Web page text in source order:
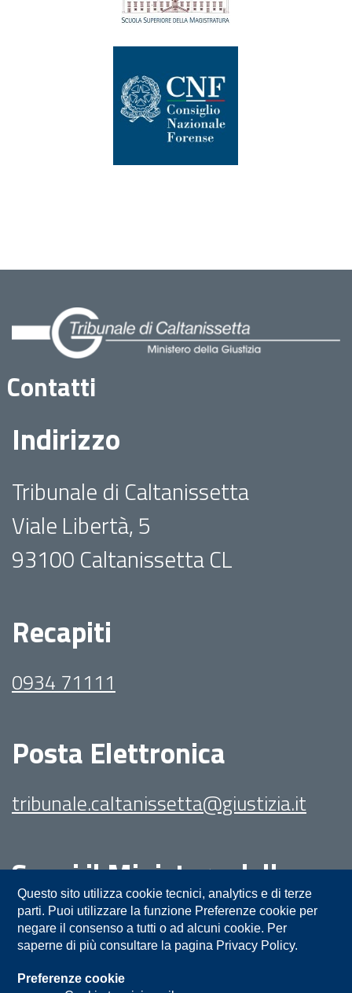
Contatti
Indirizzo
Tribunale di Caltanissetta
Viale Libertà, 5
93100 Caltanissetta CL
Recapiti
0934 71111
Posta Elettronica
tribunale.caltanissetta@giustizia.it
Segui il Ministero della
Giustizia su:
Questo sito utilizza cookie tecnici, analytics e di terze
parti. Puoi utilizzare la funzione Preferenze cookie per
negare il consenso a tutti o ad alcuni cookie. Per
saperne di più consultare la pagina Privacy Policy.
Preferenze cookie